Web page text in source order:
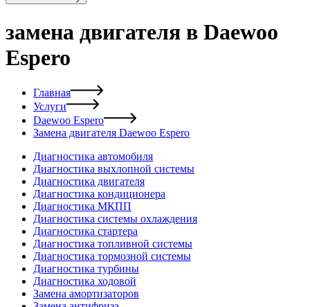
замена двигателя в Daewoo
Espero
Главная
Услуги
Daewoo Espero
Замена двигателя Daewoo Espero
Диагностика автомобиля
Диагностика выхлопной системы
Диагностика двигателя
Диагностика кондиционера
Диагностика МКПП
Диагностика системы охлаждения
Диагностика стартера
Диагностика топливной системы
Диагностика тормозной системы
Диагностика турбины
Диагностика ходовой
Замена амортизаторов